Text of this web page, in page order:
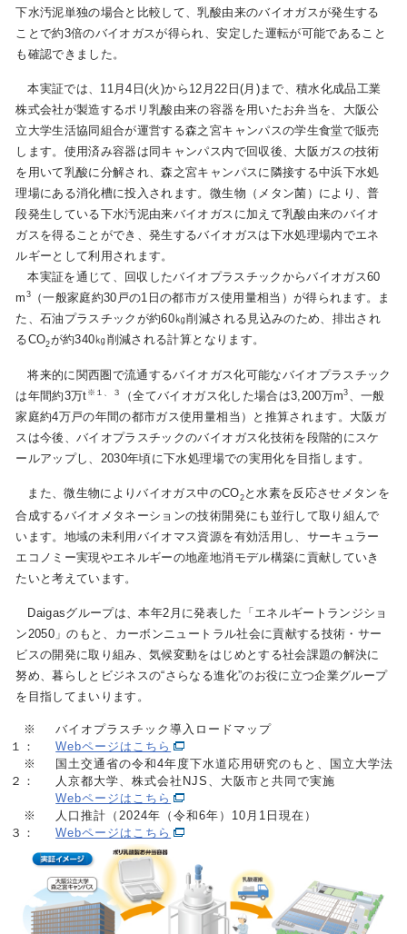
下水汚泥単独の場合と比較して、乳酸由来のバイオガスが発生する
ことで約3倍のバイオガスが得られ、安定した運転が可能であること
も確認できました。
本実証では、11月4日(火)から12月22日(月)まで、積水化成品工業
株式会社が製造するポリ乳酸由来の容器を用いたお弁当を、大阪公
立大学生活協同組合が運営する森之宮キャンパスの学生食堂で販売
します。使用済み容器は同キャンパス内で回収後、大阪ガスの技術
を用いて乳酸に分解され、森之宮キャンパスに隣接する中浜下水処
理場にある消化槽に投入されます。微生物（メタン菌）により、普
段発生している下水汚泥由来バイオガスに加えて乳酸由来のバイオ
ガスを得ることができ、発生するバイオガスは下水処理場内でエネ
ルギーとして利用されます。
本実証を通じて、回収したバイオプラスチックからバイオガス60
m 3（一般家庭約30戸の1日の都市ガス使用量相当）が得られます。ま
た、石油プラスチックが約60㎏削減される見込みのため、排出され
るCO2が約340㎏削減される計算となります。
将来的に関西圏で流通するバイオガス化可能なバイオプラスチック
は年間約3万t ※１、３ （全てバイオガス化した場合は3,200万m3 、一般
家庭約4万戸の年間の都市ガス使用量相当）と推算されます。大阪ガ
スは今後、バイオプラスチックのバイオガス化技術を段階的にスケ
ールアップし、2030年頃に下水処理場での実用化を目指します。
また、微生物によりバイオガス中のCO2と水素を反応させメタンを
合成するバイオメタネーションの技術開発にも並行して取り組んで
います。地域の未利用バイオマス資源を有効活用し、サーキュラー
エコノミー実現やエネルギーの地産地消モデル構築に貢献していき
たいと考えています。
Daigasグループは、本年2月に発表した「エネルギートランジショ
ン2050」のもと、カーボンニュートラル社会に貢献する技術・サー
ビスの開発に取り組み、気候変動をはじめとする社会課題の解決に
努め、暮らしとビジネスの“さらなる進化”のお役に立つ企業グループ
を目指してまいります。
※
１：
バイオプラスチック導入ロードマップ
Webページはこちら
※
２：
国土交通省の令和4年度下水道応用研究のもと、国立大学法
人京都大学、株式会社NJS、大阪市と共同で実施
Webページはこちら
※
３：
人口推計（2024年（令和6年）10月1日現在）
Webページはこちら